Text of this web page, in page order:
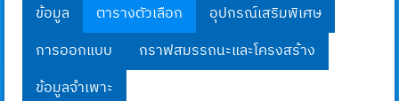
ข้อมูล ตารางตัวเลือก
อุปกรณ์เสริมพิเศษ
การออกแบบ
กราฟสมรรถนะและโครงสร้าง
ข้อมูลจำเพาะ